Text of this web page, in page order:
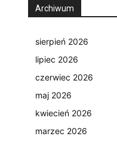
Archiwum
sierpień 2026
lipiec 2026
czerwiec 2026
maj 2026
kwiecień 2026
marzec 2026